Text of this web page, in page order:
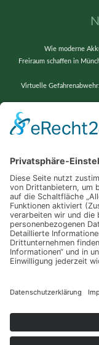
Wie moderne
Freiraum schaffen in
Virtuelle
Wenn alte Bänder neu
Automatisierung
Industrie
Internet
Produkte Server
Training
©